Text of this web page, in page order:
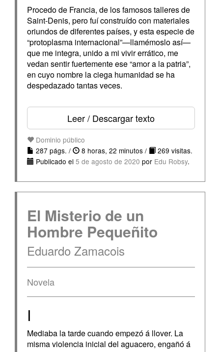
Procedo de Francia, de los famosos talleres de
Saint-Denis, pero fuí construído con materiales
oriundos de diferentes países, y esta especie de
“protoplasma internacional”—llamémoslo así—
que me integra, unido a mi vivir errático, me
vedan sentir fuertemente ese “amor a la patria”,
en cuyo nombre la ciega humanidad se ha
despedazado tantas veces.
Leer / Descargar texto
Dominio público
287 págs. /
8 horas, 22 minutos /
269 visitas.
Publicado el 5 de agosto de 2020 por Edu Robsy.
El Misterio de un
Hombre Pequeñito
Eduardo Zamacois
Novela
I
Mediaba la tarde cuando empezó á llover. La
misma violencia inicial del aguacero, engañó á